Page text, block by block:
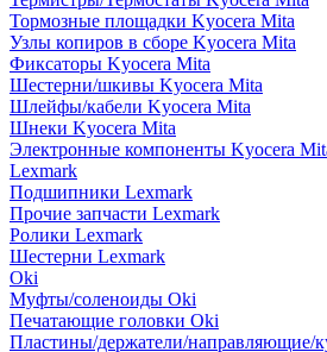
Тормозные площадки Kyocera Mita
Узлы копиров в сборе Kyocera Mita
Фиксаторы Kyocera Mita
Шестерни/шкивы Kyocera Mita
Шлейфы/кабели Kyocera Mita
Шнеки Kyocera Mita
Электронные компоненты Kyocera
Lexmark
Подшипники Lexmark
Прочие запчасти Lexmark
Ролики Lexmark
Шестерни Lexmark
Oki
Муфты/соленоиды Oki
Печатающие головки Oki
Пластины/держатели/направляющие/